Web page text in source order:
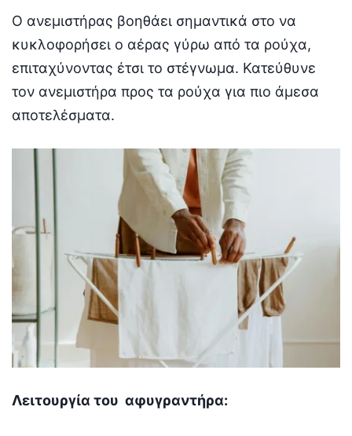
Ο ανεμιστήρας βοηθάει σημαντικά στο να
κυκλοφορήσει ο αέρας γύρω από τα ρούχα,
επιταχύνοντας έτσι το στέγνωμα. Κατεύθυνε
τον ανεμιστήρα προς τα ρούχα για πιο άμεσα
αποτελέσματα.
Λειτουργία του αφυγραντήρα: